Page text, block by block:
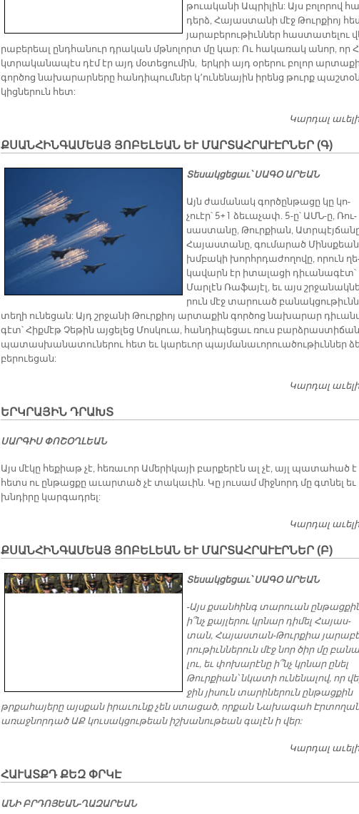
թուա­կա­նի Ապ­րի­լին: Այս բո­լո­րով
դերձ, Հա­յաս­տա­նի մէջ Թուր­քիոյ
յա­րա­բե­րու­թիւն­ներ հաս­տա­տե­լու
րա­բե­րեալ ընդ­հա­նուր դրա­կան մթնո­լորտ մը կար: Ու հա­կա­ռակ ա­նոր, որ
կտ­րա­կա­նա­պէս դէմ էր այդ մօ­տե­ցու­մին, երկ­րի այդ օ­րե­րու բո­լոր
գոր­ծոց նա­խա­րար­նե­րը հան­դի­պում­ներ կ­­՚ու­նե­նա­յին ի­րենց թուրք
կից­նե­րուն հետ:
Կարդալ
ՔՍԱՆՀԻՆԳԱՄԵԱՅ ՅՈԲԵԼԵԱՆ ԵՒ ՄԱՐՏԱՀՐԱՒԷՐՆԵՐ (Գ)
Տեսակցեցաւ՝ ՍԱԳՕ ԱՐԵԱՆ
Այն ժա­մա­նակ գոր­ծըն­թա­ցը կը կո­
չուէր՝ 5+1 ձե­ւա­չափ. 5-ը՝ ԱՄՆ-ը, Ռու­
սաս­տա­նը, Թուր­քիան,
Հա­յաս­տա­նը, գու­մա­րած Մինս­քեան
խմբա­կի խորհր­դա­ժո­ղո­վը, ո­րուն
կա­վարն էր ի­տա­լա­ցի դիւ­ա­նա­գէտ՝
Մար­լէն Ռա­ֆա­յէլ, եւ այս
րուն մէջ տա­րուած
տե­ղի ու­նե­ցան: Այդ շրջա­նի Թուր­քիոյ ար­տա­քին գոր­ծոց նա­խա­րար
գէտ՝ Հիք­մէթ Չե­թին այ­ցե­լեց Մոս­կուա, հան­դի­պե­ցաւ ռուս բարձ­րաս­տի­ճան
պա­տաս­խա­նա­տու­նե­րու հետ եւ կա­րե­ւոր պայ­մա­նա­ւո­րուա­ծու­թիւն­ներ
բե­րուե­ցան:
Կարդալ
ԵՐԿՐԱՅԻՆ ԴՐԱԽՏ
ՍԱՐԳԻՍ ՓՈՇՕՂԼԵԱՆ
Այս մէ­կը հե­քիաթ չէ, հե­ռա­ւոր Ա­մե­րի­կա­յի բար­քե­րէն ալ չէ, այլ պա­տա­հած է
հետս ու ըն­թաց­քը ա­ւար­տած չէ տա­կա­ւին. Կը յու­սամ միջ­նորդ մը գտնել եւ
խն­­դի­րը կար­գադ­րել:
Կարդալ
ՔՍԱՆՀԻՆԳԱՄԵԱՅ ՅՈԲԵԼԵԱՆ ԵՒ ՄԱՐՏԱՀՐԱՒԷՐՆԵՐ (Բ)
Տեսակցեցաւ՝ ՍԱԳՕ ԱՐԵԱՆ
-Այս քսան­հինգ տա­րուան
ի՞նչ քայ­լե­րու կրնար դի­մել Հա­յաս­
տան, Հա­յաս­տան-Թուր­քիա
րու­թիւն­նե­րուն մէջ նոր ծիր մը
լու, եւ փո­խա­րէ­նը ի՞նչ կրնար ը­նել
Թուր­քիան՝ նկա­տի ու­նե­նա­լով, որ
ջին յի­սուն տա­րի­նե­րուն ըն­թաց­քին
թրքա­հա­յե­րը այս­քան ի­րա­ւունք չեն ստա­ցած, որ­քան Նա­խա­գահ
ա­ռաջ­նոր­դած ԱՔ կու­սակ­ցու­թեան իշ­խա­նու­թեան գա­լէն ի վեր:
Կարդալ
ՀԱ­ՒԱՏՔԴ ՔԵԶ ՓՐԿԷ
Ա­ՆԻ ԲՐԴՈ­ՅԵԱՆ-ՂԱ­ԶԱ­ՐԵԱՆ